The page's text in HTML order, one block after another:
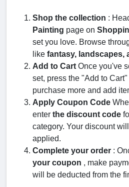
Shop the collection :
Painting page on
set you love. Browse
like fantasy, landscapes,
Add to Cart Once you've
set, press the "Add to
purchase more and add
Apply Coupon Code
enter the discount code
category. Your discount
applied.
Complete your order :
your coupon , make
will be deducted from the